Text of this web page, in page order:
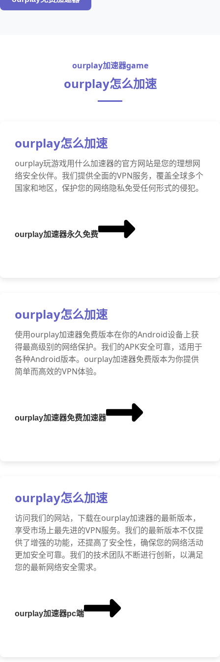
ourplay加速器game
ourplay怎么加速
ourplay怎么加速
ourplay玩游戏用什么加速器的官方网站是您的理想网
络安全伙伴。我们提供全面的VPN服务，覆盖全球多个
国家和地区，保护您的网络隐私免受任何形式的侵犯。
ourplay加速器永久免费
ourplay怎么加速
使用ourplay加速器免费版本在你的Android设备上获
得最高级别的网络保护。我们的APK安全可靠，适用于
各种Android版本。ourplay加速器免费版本为你提供
简单而高效的VPN体验。
ourplay加速器免费加速器
ourplay怎么加速
访问我们的网站，下载在ourplay加速器的最新版本，
享受市场上最先进的VPN服务。我们的最新版本不仅提
供了增强的功能，还提高了安全性，确保您的网络活动
更加安全可靠。我们的技术团队不断进行创新，以满足
您的最新网络安全需求。
ourplay加速器pc端